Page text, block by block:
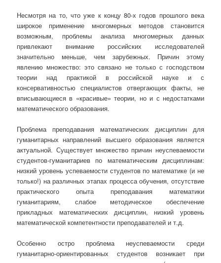
Несмотря на то, что уже к концу 80-х годов прошлого века
широкое применение многомерных методов становится
возможным, проблемы анализа многомерных данных
привлекают внимание российских исследователей
значительно меньше, чем зарубежных. Причин этому
явлению множество: это связано не только с господством
теории над практикой в российской науке и с
консервативностью специалистов отвергающих факты, не
вписывающиеся в «красивые» теории, но и с недостатками
математического образования.
Проблема преподавания математических дисциплин для
гуманитарных направлений высшего образования является
актуальной. Существует множество причин неуспеваемости
студентов-гуманитариев по математическим дисциплинам:
низкий уровень успеваемости студентов по математике (и не
только!) на различных этапах процесса обучения, отсутствие
практического опыта преподавания математики
гуманитариям, слабое методическое обеспечение
прикладных математических дисциплин, низкий уровень
математической компетентности преподавателей и т.д.
Особенно остро проблема неуспеваемости среди
гуманитарно-ориентированных студентов возникает при